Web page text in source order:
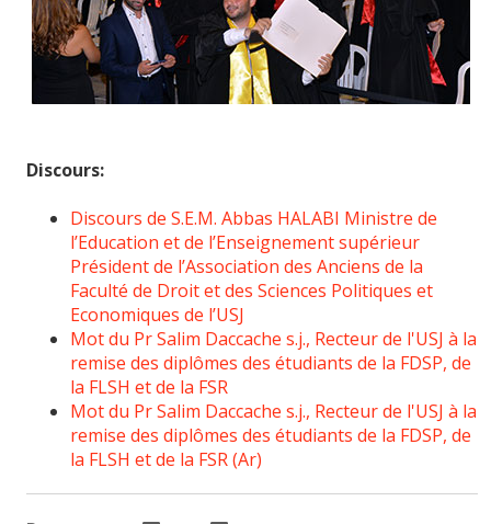
Discours:
Discours de S.E.M. Abbas HALABI Ministre de
l’Education et de l’Enseignement supérieur
Président de l’Association des Anciens de la
Faculté de Droit et des Sciences Politiques et
Economiques de l’USJ
Mot du Pr Salim Daccache s.j., Recteur de l'USJ à la
remise des diplômes des étudiants de la FDSP, de
la FLSH et de la FSR
Mot du Pr Salim Daccache s.j., Recteur de l'USJ à la
remise des diplômes des étudiants de la FDSP, de
la FLSH et de la FSR (Ar)